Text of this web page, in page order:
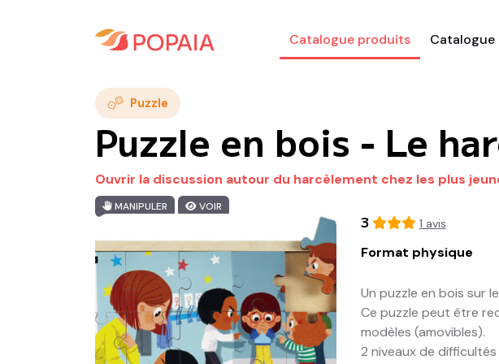
Catalogue produits
Puzzle
Puzzle en bois - Le
Ouvrir la discussion autour du harcèlement chez les plus
MANIPULER VOIR
3 1 avis
Format physique
Un puzzle en bois sur
Ce puzzle peut être
modèles (amovibles).
2 niveaux de